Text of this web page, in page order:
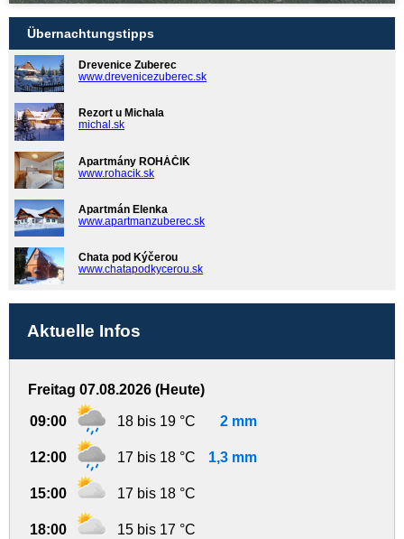
Übernachtungstipps
Drevenice Zuberec
www.drevenicezuberec.sk
Rezort u Michala
michal.sk
Apartmány ROHÁČIK
www.rohacik.sk
Apartmán Elenka
www.apartmanzuberec.sk
Chata pod Kýčerou
www.chatapodkycerou.sk
Aktuelle Infos
Freitag 07.08.2026 (Heute)
09:00 18 bis 19 °C 2 mm
12:00 17 bis 18 °C 1,3 mm
15:00 17 bis 18 °C
18:00 15 bis 17 °C